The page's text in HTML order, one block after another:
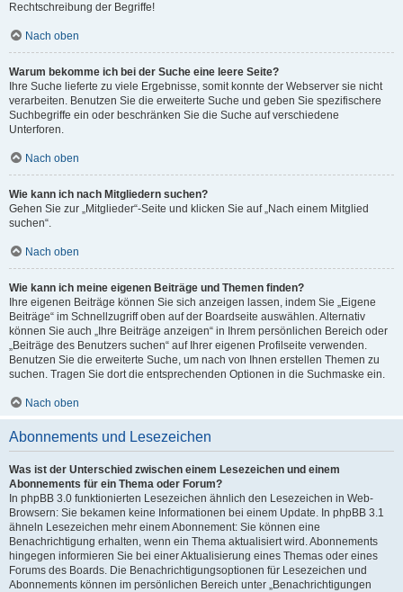
Rechtschreibung der Begriffe!
Nach oben
Warum bekomme ich bei der Suche eine leere Seite?
Ihre Suche lieferte zu viele Ergebnisse, somit konnte der Webserver sie nicht
verarbeiten. Benutzen Sie die erweiterte Suche und geben Sie spezifischere
Suchbegriffe ein oder beschränken Sie die Suche auf verschiedene
Unterforen.
Nach oben
Wie kann ich nach Mitgliedern suchen?
Gehen Sie zur „Mitglieder“-Seite und klicken Sie auf „Nach einem Mitglied
suchen“.
Nach oben
Wie kann ich meine eigenen Beiträge und Themen finden?
Ihre eigenen Beiträge können Sie sich anzeigen lassen, indem Sie „Eigene
Beiträge“ im Schnellzugriff oben auf der Boardseite auswählen. Alternativ
können Sie auch „Ihre Beiträge anzeigen“ in Ihrem persönlichen Bereich oder
„Beiträge des Benutzers suchen“ auf Ihrer eigenen Profilseite verwenden.
Benutzen Sie die erweiterte Suche, um nach von Ihnen erstellen Themen zu
suchen. Tragen Sie dort die entsprechenden Optionen in die Suchmaske ein.
Nach oben
Abonnements und Lesezeichen
Was ist der Unterschied zwischen einem Lesezeichen und einem
Abonnements für ein Thema oder Forum?
In phpBB 3.0 funktionierten Lesezeichen ähnlich den Lesezeichen in Web-
Browsern: Sie bekamen keine Informationen bei einem Update. In phpBB 3.1
ähneln Lesezeichen mehr einem Abonnement: Sie können eine
Benachrichtigung erhalten, wenn ein Thema aktualisiert wird. Abonnements
hingegen informieren Sie bei einer Aktualisierung eines Themas oder eines
Forums des Boards. Die Benachrichtigungsoptionen für Lesezeichen und
Abonnements können im persönlichen Bereich unter „Benachrichtigungen